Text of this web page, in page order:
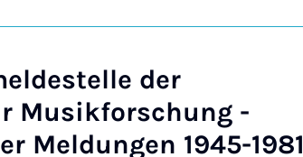
der
Musikforschung -
Meldungen 1945-1981